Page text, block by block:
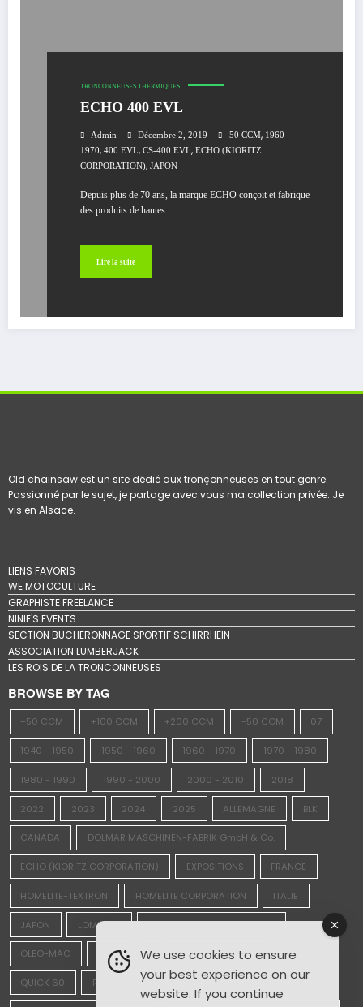
TRONCONNEUSES THERMIQUES
ECHO 400 EVL
Admin Décembre 2, 2019 -50 CCM, 1960 -
1970, 400 EVL, CS-400 EVL, ECHO (KIORITZ
CORPORATION), JAPON
Depuis plus de 70 ans, la marque ECHO conçoit et fabrique
des produits de hautes…
Lire la suite
Old chainsaw est un site dédié aux tronçonneuses en tout genre.
Passionné par le sujet, je partage avec vous ma collection privée. Je
vis en Alsace.
LIENS FAVORIS :
WE MOTOCULTURE
GRAPHISTE FREELANCE
NINIE'S EVENTS
SECTION BUCHERONNAGE SPORTIF SCHIRRHEIN
ASSOCIATION LUMBERJACK
LES ROIS DE LA TRONCONNEUSES
BROWSE BY TAG
+50 CCM +100 CCM +200 CCM -50 CCM 07
1940 - 1950 1950 - 1960 1960 - 1970 1970 - 1980
1980 - 1990 1990 - 2000 2000 - 2010 2018
2022 2023 2024 2025 ALLEMAGNE BLK
CANADA DOLMAR MASCHINEN-FABRIK GmbH & Co.
ECHO (KIORITZ CORPORATION) EXPOSITIONS FRANCE
HOMELITE-TEXTRON HOMELITE CORPORATION ITALIE
JAPON LOMBARD McCULLOCH MOTORS CORP.
OLEO-MAC OLWISHEIM PIONEER SAWS LTD. PPK
QUICK 60 REXO RS4 SAINTE-CROIX-AUX-MINES
We use cookies to ensure
your best experience on our
website. If you continue